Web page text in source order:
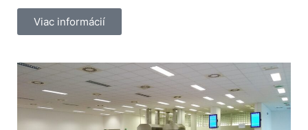
Viac informácií